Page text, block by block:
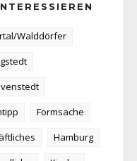
Walddörfer
Formsache
Hamburg